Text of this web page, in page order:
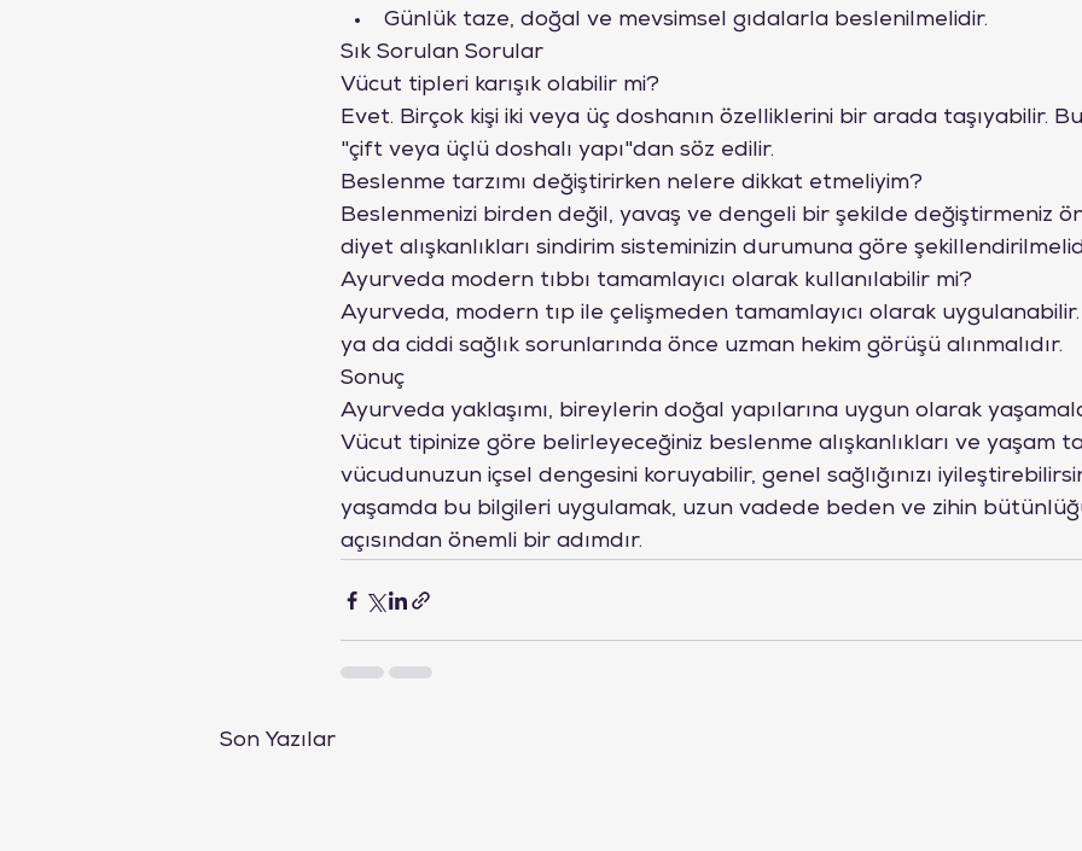
Günlük taze, doğal ve mevsimsel gıdalarla beslenilmelidir.
Sık Sorulan Sorular
Vücut tipleri karışık olabilir mi?
Evet. Birçok kişi iki veya üç doshanın özelliklerini bir arada taşıyabilir.
"çift veya üçlü doshalı yapı"dan söz edilir.
Beslenme tarzımı değiştirirken nelere dikkat etmeliyim?
Beslenmenizi birden değil, yavaş ve dengeli bir şekilde değiştirmeniz
diyet alışkanlıkları sindirim sisteminizin durumuna göre
Ayurveda modern tıbbı tamamlayıcı olarak kullanılabilir mi?
Ayurveda, modern tıp ile çelişmeden tamamlayıcı olarak
ya da ciddi sağlık sorunlarında önce uzman hekim görüşü alınmalıdır.
Sonuç
Ayurveda yaklaşımı, bireylerin doğal yapılarına uygun olarak
Vücut tipinize göre belirleyeceğiniz beslenme alışkanlıkları ve yaşam
vücudunuzun içsel dengesini koruyabilir, genel sağlığınızı
yaşamda bu bilgileri uygulamak, uzun vadede beden ve zihin
açısından önemli bir adımdır.
Son Yazılar